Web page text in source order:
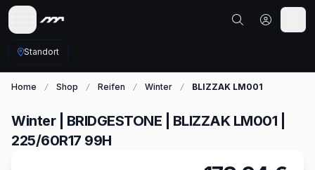
Standort
Home Shop Reifen Winter BLIZZAK LM001
Winter | BRIDGESTONE | BLIZZAK LM001 |
225/60R17 99H